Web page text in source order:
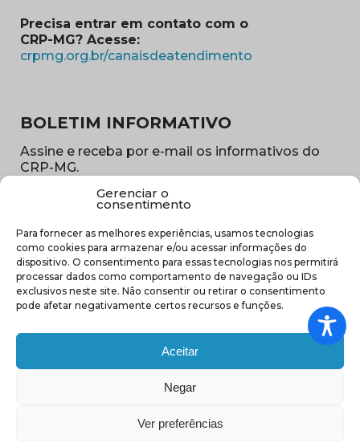
Gerenciar o
consentimento
Para fornecer as melhores experiências, usamos tecnologias
como cookies para armazenar e/ou acessar informações do
dispositivo. O consentimento para essas tecnologias nos permitirá
processar dados como comportamento de navegação ou IDs
exclusivos neste site. Não consentir ou retirar o consentimento
pode afetar negativamente certos recursos e funções.
Aceitar
Negar
Ver preferências
Precisa entrar em contato com o
CRP-MG? Acesse:
crpmg.org.br/canaisdeatendimento
BOLETIM INFORMATIVO
Assine e receba por e-mail os informativos do
CRP-MG.
E-
mail
(obrigatório)
Sub
região